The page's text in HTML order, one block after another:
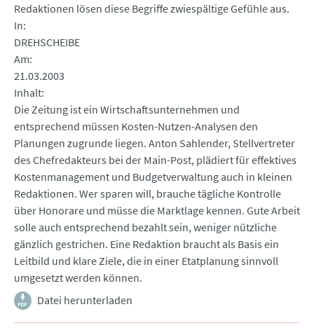
Redaktionen lösen diese Begriffe zwiespältige Gefühle aus.
In
DREHSCHEIBE
Am
21.03.2003
Inhalt
Die Zeitung ist ein Wirtschaftsunternehmen und
entsprechend müssen Kosten-Nutzen-Analysen den
Planungen zugrunde liegen. Anton Sahlender, Stellvertreter
des Chefredakteurs bei der Main-Post, plädiert für effektives
Kostenmanagement und Budgetverwaltung auch in kleinen
Redaktionen. Wer sparen will, brauche tägliche Kontrolle
über Honorare und müsse die Marktlage kennen. Gute Arbeit
solle auch entsprechend bezahlt sein, weniger nützliche
gänzlich gestrichen. Eine Redaktion braucht als Basis ein
Leitbild und klare Ziele, die in einer Etatplanung sinnvoll
umgesetzt werden können.
Datei herunterladen